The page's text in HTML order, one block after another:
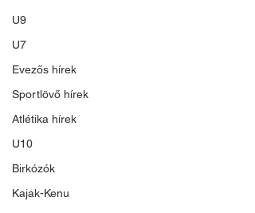
U9
U7
Evezős hírek
Sportlövő hírek
Atlétika hírek
U10
Birkózók
Kajak-Kenu